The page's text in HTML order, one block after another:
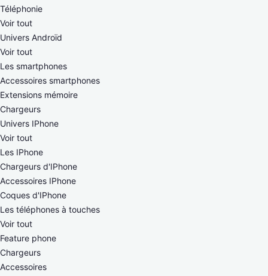
Téléphonie
Voir tout
Univers Androïd
Voir tout
Les smartphones
Accessoires smartphones
Extensions mémoire
Chargeurs
Univers IPhone
Voir tout
Les IPhone
Chargeurs d'IPhone
Accessoires IPhone
Coques d'IPhone
Les téléphones à touches
Voir tout
Feature phone
Chargeurs
Accessoires